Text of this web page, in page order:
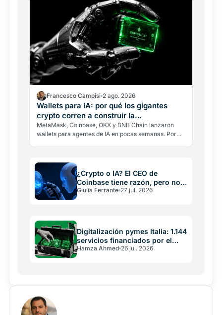
Francesco Campisi 2 ago. 2026
Wallets para IA: por qué los gigantes
crypto corren a construir la
infraestructura
MetaMask, Coinbase, OKX y BNB Chain lanzaron
wallets para agentes de IA en pocas semanas. Por
¿Crypto o IA? El CEO de
Coinbase tiene razón, pero no
es árbitro neutral
Giulia Ferrante 27 jul. 2026
Digitalización pymes Italia: 1.144
servicios financiados por el
PNRR
Hamza Ahmed 26 jul. 2026